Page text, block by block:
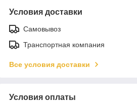
Условия доставки
Самовывоз
Транспортная компания
Все условия доставки
Условия оплаты